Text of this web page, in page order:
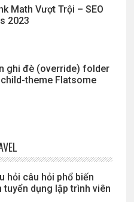
Math Vượt Trội – SEO
2023
ghi đè (override) folder
child-theme Flatsome
hỏi câu hỏi phổ biến
tuyển dụng lập trình viên